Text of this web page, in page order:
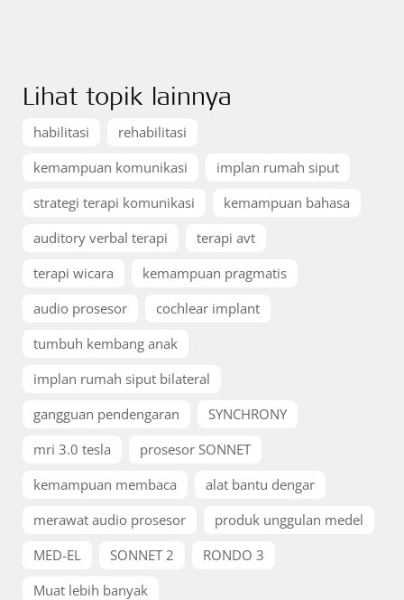
Lihat topik lainnya
habilitasi
rehabilitasi
kemampuan komunikasi
implan rumah siput
strategi terapi komunikasi
kemampuan bahasa
auditory verbal terapi
terapi avt
terapi wicara
kemampuan pragmatis
audio prosesor
cochlear implant
tumbuh kembang anak
implan rumah siput bilateral
gangguan pendengaran
SYNCHRONY
mri 3.0 tesla
prosesor SONNET
kemampuan membaca
alat bantu dengar
merawat audio prosesor
produk unggulan medel
MED-EL
SONNET 2
RONDO 3
Muat lebih banyak